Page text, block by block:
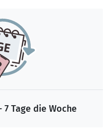
Tage die Woche